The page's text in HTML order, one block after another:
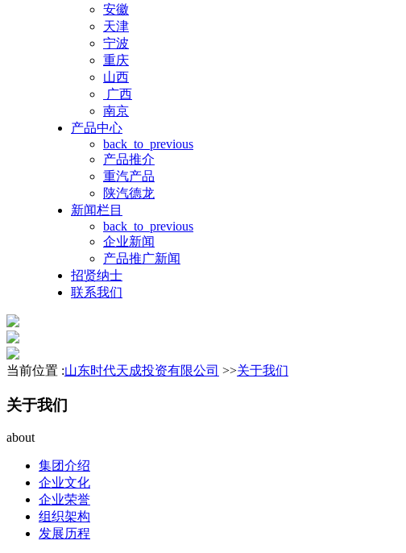
安徽
天津
宁波
重庆
山西
广西
南京
产品中心
back_to_previous
产品推介
重汽产品
陕汽德龙
新闻栏目
back_to_previous
企业新闻
产品推广新闻
招贤纳士
联系我们
当前位置 :山东时代天成投资有限公司 >>关于我们
关于我们
about
集团介绍
企业文化
企业荣誉
组织架构
发展历程